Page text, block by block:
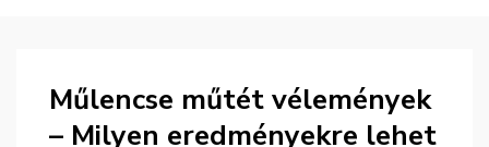
Műlencse műtét vélemények
– Milyen eredményekre lehet